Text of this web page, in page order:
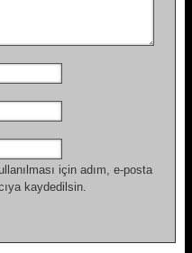
için adım, e-posta
kaydedilsin.